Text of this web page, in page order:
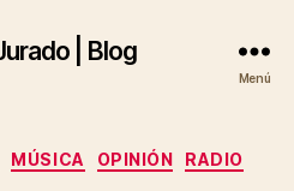
| Blog
Menú
Categorías
MÚSICA OPINIÓN RADIO